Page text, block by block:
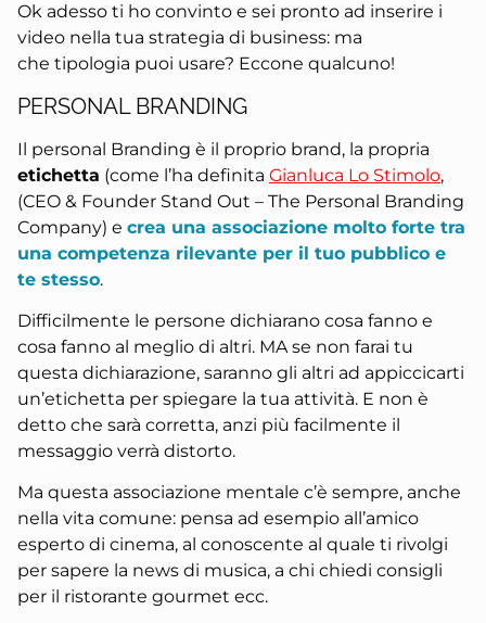
Ok adesso ti ho convinto e sei pronto ad inserire i
video nella tua strategia di business: ma
che tipologia puoi usare? Eccone qualcuno!
PERSONAL BRANDING
Il personal Branding è il proprio brand, la propria
etichetta (come l’ha definita Gianluca Lo Stimolo,
(CEO & Founder Stand Out – The Personal Branding
Company) e crea una associazione molto forte tra
una competenza rilevante per il tuo pubblico e
te stesso.
Difficilmente le persone dichiarano cosa fanno e
cosa fanno al meglio di altri. MA se non farai tu
questa dichiarazione, saranno gli altri ad appiccicarti
un’etichetta per spiegare la tua attività. E non è
detto che sarà corretta, anzi più facilmente il
messaggio verrà distorto.
Ma questa associazione mentale c’è sempre, anche
nella vita comune: pensa ad esempio all’amico
esperto di cinema, al conoscente al quale ti rivolgi
per sapere la news di musica, a chi chiedi consigli
per il ristorante gourmet ecc.